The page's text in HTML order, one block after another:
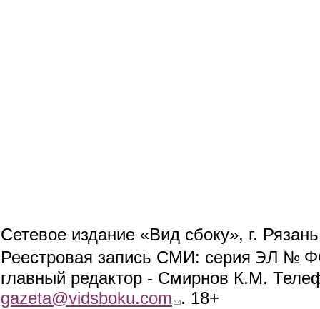
Сетевое издание «Вид сбоку», г.
Реестровая запись СМИ: серия ЭЛ №
главный редактор - Смирнов К.М.
gazeta@vidsboku.com (link sends e-mail)
. 18+